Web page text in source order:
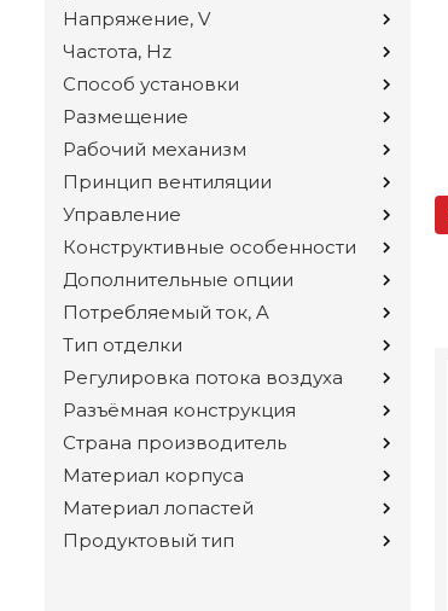
Напряжение, V
Частота, Hz
Способ установки
Размещение
Рабочий механизм
Принцип вентиляции
Управление
Конструктивные особенности
Дополнительные опции
Потребляемый ток, A
Тип отделки
Регулировка потока воздуха
Разъёмная конструкция
Страна производитель
Материал корпуса
Материал лопастей
Продуктовый тип